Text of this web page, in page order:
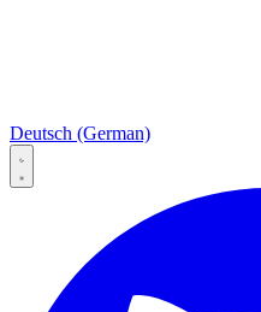
Deutsch (German)